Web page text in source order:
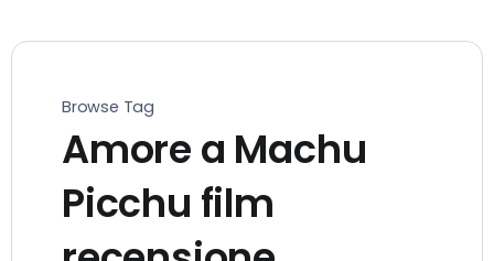
Browse Tag
Amore a Machu
Picchu film